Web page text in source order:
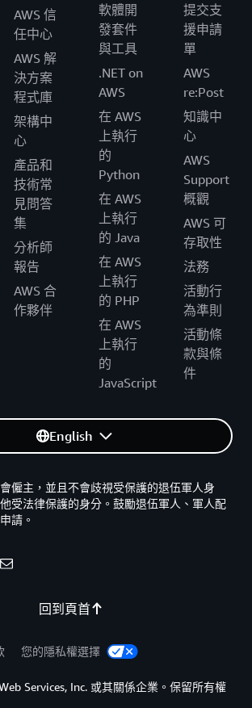
AWS 信
任中心
AWS 解
決方案
程式庫
架構中
心
產品和
技術常
見問答
集
分析師
報告
AWS 合
作夥伴
軟體開
發套件
與工具
.NET on
AWS
在 AWS
上執行
的
Python
在 AWS
上執行
的 Java
在 AWS
上執行
的 PHP
在 AWS
上執行
的
JavaScript
提交支
援申請
單
AWS
re:Post
知識中
心
AWS
Support
概觀
AWS 可
存取性
法務
活動行
為準則
活動條
款與條
件
English
回到頁首
僱主，並且不會歧視受保護的退伍軍人身
受法律保護的身分。鼓勵退伍軍人、軍人配
請。
您的隱私權選擇
Services, Inc. 或其關係企業。保留所有權